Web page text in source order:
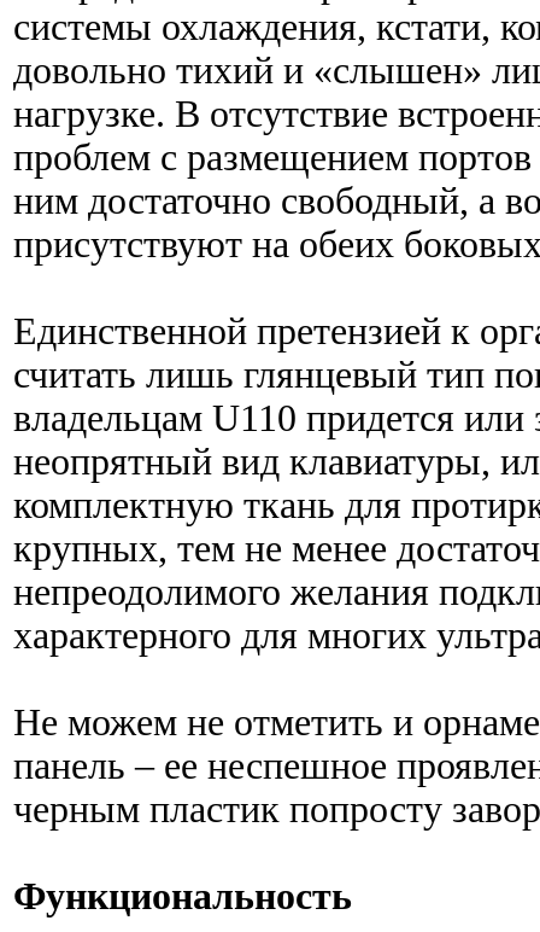
системы охлаждения, кстати,
довольно тихий и «слышен»
нагрузке. В отсутствие
проблем с размещением
ним достаточно свободный, а
присутствуют на обеих
Единственной претензией к
считать лишь глянцевый тип
владельцам U110 придется или
неопрятный вид клавиатуры,
комплектную ткань для
крупных, тем не менее
непреодолимого желания
характерного для многих
Не можем не отметить и
панель – ее неспешное
черным пластик попросту
Функциональность